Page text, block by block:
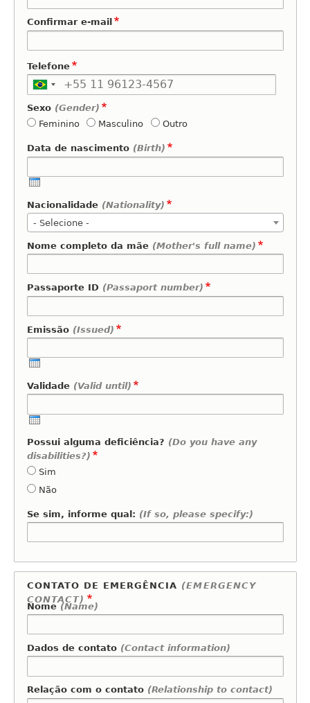
Confirmar e-mail
Telefone
Sexo (Gender)
Feminino
Masculino Outro
Data de nascimento (Birth)
Nacionalidade (Nationality)
- Selecione -
Nome completo da mãe (Mother's full name)
Passaporte ID (Passaport number)
Emissão (Issued)
Validade (Valid until)
Possui alguma deficiência? (Do you have any
disabilities?)
Sim
Não
Se sim, informe qual: (If so, please specify:)
CONTATO DE EMERGÊNCIA (EMERGENCY
CONTACT)
Nome (Name)
Dados de contato (Contact information)
Relação com o contato (Relationship to contact)